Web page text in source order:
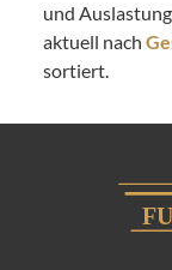
und
aktuell nach
sortiert.